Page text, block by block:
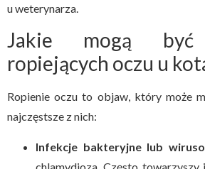
u weterynarza.
Jakie mogą być
ropiejących oczu u
Ropienie oczu to objaw, który może
najczęstsze z nich:
Infekcje bakteryjne lub
chlamydioza. Często towarzyszy